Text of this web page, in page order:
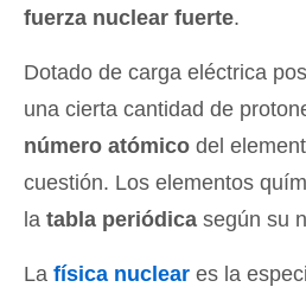
fuerza nuclear fuerte.
Dotado de carga eléctrica
una cierta cantidad de
número atómico del
cuestión. Los elementos
la tabla periódica según su
La física nuclear es la